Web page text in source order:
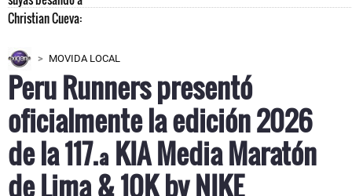
MOVIDA LOCAL
Peru Runners presentó
oficialmente la edición 2026
de la 117.ª KIA Media Maratón
de Lima & 10K by NIKE